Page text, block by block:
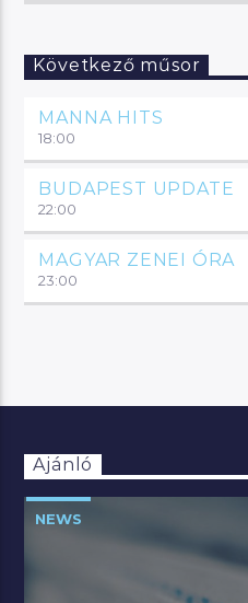
Következő műsor
MANNA HITS
18:00
BUDAPEST UPDATE
22:00
MAGYAR ZENEI ÓRA
23:00
Ajánló
NEWS